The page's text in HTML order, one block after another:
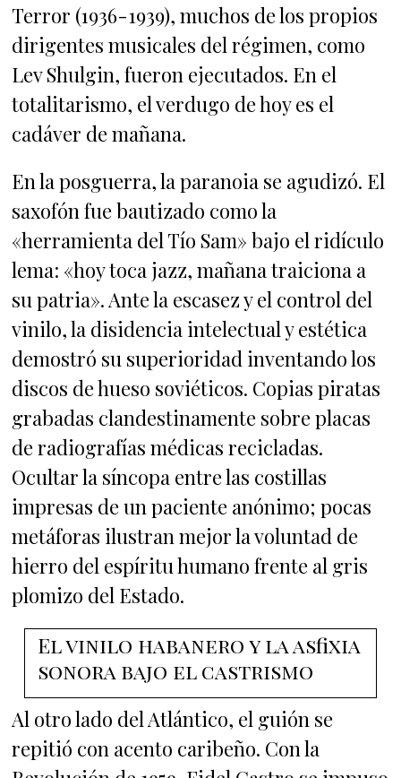
Terror (1936-1939), muchos de los propios
dirigentes musicales del régimen, como
Lev Shulgin, fueron ejecutados. En el
totalitarismo, el verdugo de hoy es el
cadáver de mañana.
En la posguerra, la paranoia se agudizó. El
saxofón fue bautizado como la
«herramienta del Tío Sam» bajo el ridículo
lema: «hoy toca jazz, mañana traiciona a
su patria». Ante la escasez y el control del
vinilo, la disidencia intelectual y estética
demostró su superioridad inventando los
discos de hueso soviéticos. Copias piratas
grabadas clandestinamente sobre placas
de radiografías médicas recicladas.
Ocultar la síncopa entre las costillas
impresas de un paciente anónimo; pocas
metáforas ilustran mejor la voluntad de
hierro del espíritu humano frente al gris
plomizo del Estado.
El vinilo habanero y la asfixia
sonora bajo el castrismo
Al otro lado del Atlántico, el guión se
repitió con acento caribeño. Con la